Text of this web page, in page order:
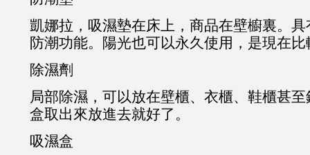
凱娜拉，吸濕墊在床上，商品在壁櫥裏。
防潮功能。陽光也可以永久使用，是現在
除濕劑
局部除濕，可以放在壁櫃、衣櫃、鞋櫃甚
盒取出來放進去就好了。
吸濕盒